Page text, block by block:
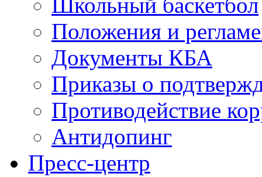
Положения и
Документы КБА
Приказы о
Противодействие
Антидопинг
Пресс-центр